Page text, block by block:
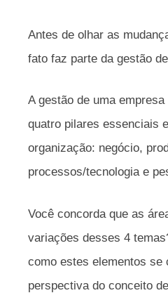
Antes de olhar as
fato faz parte da gestão
A gestão de uma empresa
quatro pilares essenciais
organização: negócio,
processos/tecnologia e
Você concorda que as
variações desses 4
como estes elementos se
perspectiva do conceito